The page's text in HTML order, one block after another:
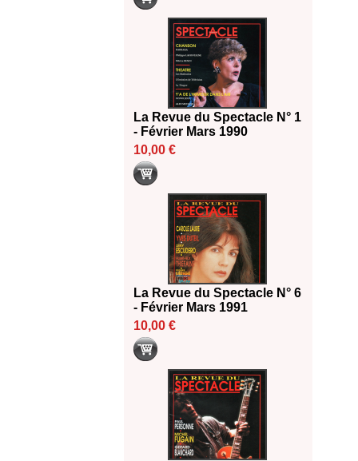
La Revue du Spectacle N° 1
- Février Mars 1990
10,00 €
La Revue du Spectacle N° 6
- Février Mars 1991
10,00 €